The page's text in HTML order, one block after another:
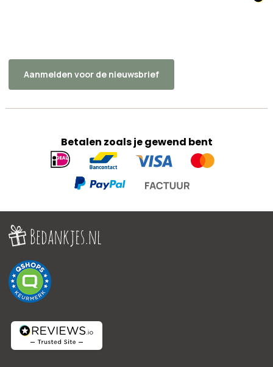
Betalen zoals je gewend bent
Geaccepteerde
betaalmethoden
Aanmelden voor de nieuwsbrief